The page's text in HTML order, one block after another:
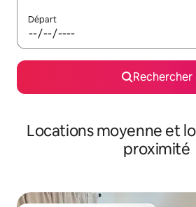
Départ
Rechercher
Locations moyenne et
proximité